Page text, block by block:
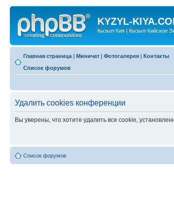
KYZYL-
Кызыл-Кия | Кызыл-Кийское
Главная страница | Миничат | Фотогалерея | Контакты
Список форумов
Удалить cookies конференции
Вы уверены, что хотите удалить все cookie,
Список форумов